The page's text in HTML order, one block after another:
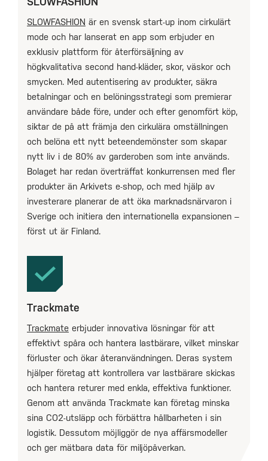
SLOWFASHION är en svensk start-up inom cirkulärt
mode och har lanserat en app som erbjuder en
exklusiv plattform för återförsäljning av
högkvalitativa second hand-kläder, skor, väskor och
smycken. Med autentisering av produkter, säkra
betalningar och en belöningsstrategi som premierar
användare både före, under och efter genomfört köp,
siktar de på att främja den cirkulära omställningen
och belöna ett nytt beteendemönster som skapar
nytt liv i de 80% av garderoben som inte används.
Bolaget har redan överträffat konkurrensen med fler
produkter än Arkivets e-shop, och med hjälp av
investerare planerar de att öka marknadsnärvaron i
Sverige och initiera den internationella expansionen –
först ut är Finland.
Trackmate
Trackmate erbjuder innovativa lösningar för att
effektivt spåra och hantera lastbärare, vilket minskar
förluster och ökar återanvändningen. Deras system
hjälper företag att kontrollera var lastbärare skickas
och hantera returer med enkla, effektiva funktioner.
Genom att använda Trackmate kan företag minska
sina CO2-utsläpp och förbättra hållbarheten i sin
logistik. Dessutom möjliggör de nya affärsmodeller
och ger mätbara data för miljöpåverkan.